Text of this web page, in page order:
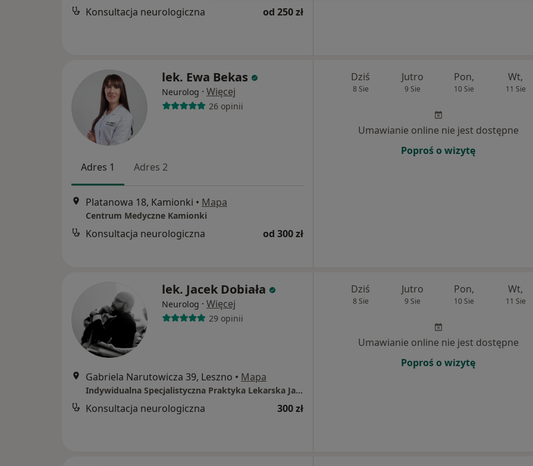
Konsultacja neurologiczna od 250 zł
lek. Ewa Bekas
Neurolog · Więcej
26 opinii
Adres 1 Adres 2
Platanowa 18, Kamionki • Mapa
Centrum Medyczne Kamionki
Konsultacja neurologiczna od 300 zł
Dziś
8 Sie
Jutro
9 Sie
Pon,
10 Sie
Wt,
11 Sie
Umawianie online nie jest dostępne
Poproś o wizytę
lek. Jacek Dobiała
Neurolog · Więcej
29 opinii
Gabriela Narutowicza 39, Leszno • Mapa
Indywidualna Specjalistyczna Praktyka Lekarska Jacek Dobiała
Konsultacja neurologiczna 300 zł
Dziś
8 Sie
Jutro
9 Sie
Pon,
10 Sie
Wt,
11 Sie
Umawianie online nie jest dostępne
Poproś o wizytę